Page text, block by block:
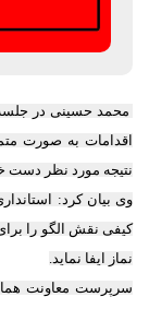
محمد حسینی در
اقدامات به صورت
نتیجه مورد نظر دست
وی بیان کرد:
کیفی نقش الگو را
نماز ایفا نماید.
سرپرست معاونت